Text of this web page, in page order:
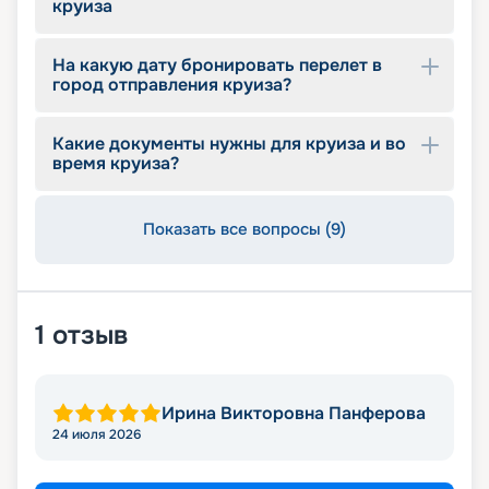
круиза
На какую дату бронировать перелет в
город отправления круиза?
Какие документы нужны для круиза и во
время круиза?
Показать все вопросы (9)
1 отзыв
Ирина Викторовна Панферова
24 июля 2026